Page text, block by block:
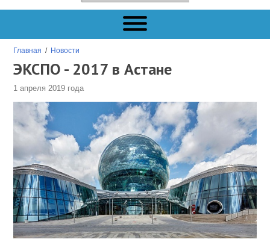
Главная / Новости
ЭКСПО - 2017 в Астане
1 апреля 2019 года